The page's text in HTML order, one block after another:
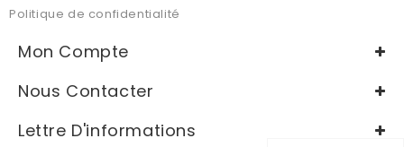
Politique de confidentialité
Mon Compte
Nous Contacter
Lettre D'informations